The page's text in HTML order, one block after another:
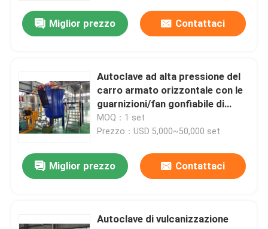
Autoclave di vulcanizzazione
Autoclave concreta
Legno Autoclave
Prodotti della fibra del carbonio
Miglior prezzo Contattaci
Autoclave ad alta pressione del
carro armato orizzontale con le
guarnizioni/fan gonfiabile di
circolazione ed il regolatore di
temperatura accurato
MOQ：1 set
Prezzo：USD 5,000~50,000 set
Miglior prezzo Contattaci
Autoclave di vulcanizzazione